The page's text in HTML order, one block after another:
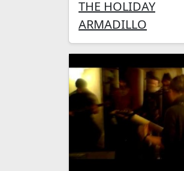
THE HOLIDAY
ARMADILLO